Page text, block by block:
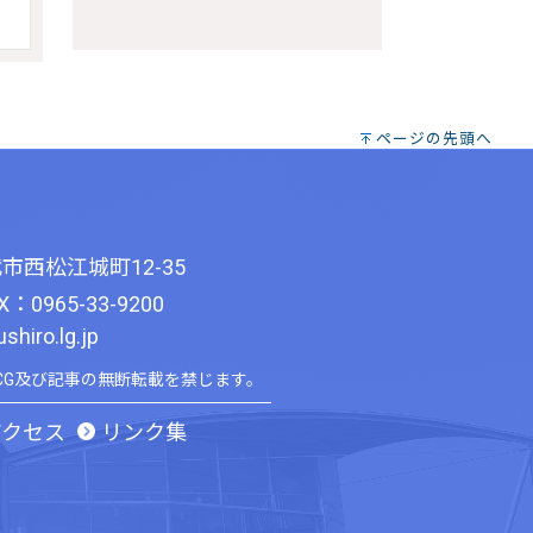
ページの先頭へ
西松江城町12-35
：0965-33-9200
及び記事の無断転載を禁じます。
セス リンク集